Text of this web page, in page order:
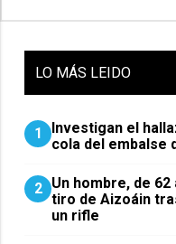
LO MÁS LEIDO
1
Investigan el
cola del embalse
2 Un hombre, de
tiro de Aizoáin
un rifle